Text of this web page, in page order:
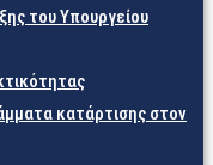
του Υπουργείου
κατάρτισης στον